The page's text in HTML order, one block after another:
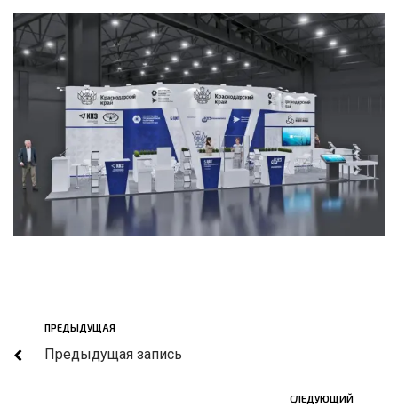
ПРЕДЫДУЩАЯ
Предыдущая запись
СЛЕДУЮЩИЙ